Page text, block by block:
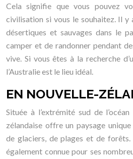
Cela signifie que vous pouvez
civilisation si vous le souhaitez. Il y
désertiques et sauvages dans le
camper et de randonner pendant
vive. Si vous êtes à la recherche
l’Australie est le lieu idéal.
EN NOUVELLE-
Située à l’extrémité sud de
zélandaise offre un paysage
de glaciers, de plages et de
également connue pour ses